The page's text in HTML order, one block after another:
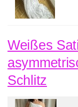
Weißes
Schlitz